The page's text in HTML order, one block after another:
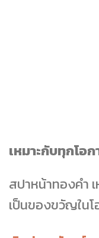
เหมาะกับทุกโอก
สปาหน้าทองคำ
เป็นของขวัญใน